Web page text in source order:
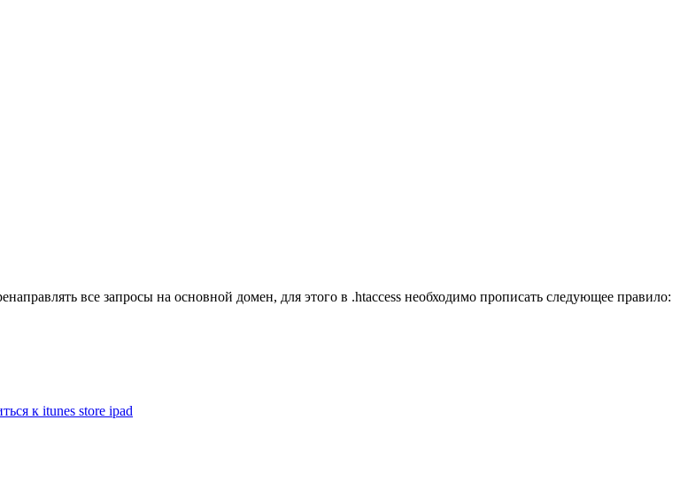
все запросы на основной домен, для этого в .htaccess необходимо прописать следующее правило:
к itunes store ipad